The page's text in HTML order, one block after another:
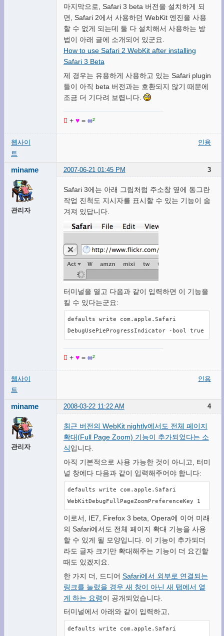
마지막으로, Safari 3 beta 버전을 설치하게 되
면, Safari 2에서 사용하던 WebKit 엔진을 사용
할 수 없게 되는데 둘 다 설치해서 사용하는 방
법이 아래 글에 소개되어 있군요.
How to use Safari 2 WebKit after installing
Safari 3 Beta
제 경우는 유용하게 사용하고 있는 Safari plugin
들이 아직 beta 버전과는 호환되지 않기 때문에
조금 더 기다려 보렵니다.
 + ♥= ∞²
웹사이
트
인용
3
miname 2007-06-21 01:45 PM
관리자
Safari 3에는 아래 그림처럼 주소창 옆에 동그란
작업 진척도 지시자를 표시할 수 있는 기능이 숨
겨져 있답니다.
터미널을 열고 다음과 같이 입력하면 이 기능을
킬 수 있다는군요:
defaults write com.apple.Safari
DebugUsePieProgressIndicator -bool true
 + ♥= ∞²
웹사이
트
인용
4
miname 2008-03-22 11:22 AM
관리자
최근 버전의 WebKit nightly에서도 전체 페이지
확대(Full Page Zoom) 기능이 추가되었다는 소
식입니다.
아직 기본적으로 사용 가능한 것이 아니고, 터미
널 창에다 다음과 같이 입력해주어야 합니다:
defaults write com.apple.Safari
WebKitDebugFullPageZoomPreferenceKey 1
이로서, IE7, Firefox 3 beta, Opera에 이어 미래
의 Safari에서도 전체 페이지 확대 기능을 사용
할 수 있게 될 모양입니다. 이 기능이 추가되더
라도 글자 크기만 확대해주는 기능이 더 요긴할
때도 있겠지요.
한 가지 더, 드디어 Safari에서 외부로 연결되는
링크를 눌렀을 경우 새 창이 아닌 새 탭에서 열
게 하는 요령이 공개되었습니다.
터미널에서 아래와 같이 입력하고,
defaults write com.apple.Safari